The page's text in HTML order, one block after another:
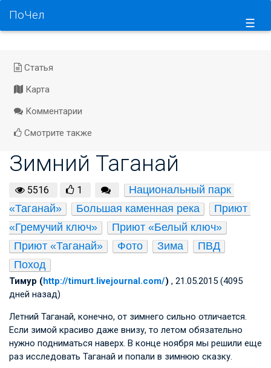
☰
ПоЧел
Статья
Карта
Комментарии
Смотрите также
Зимний Таганай
5516 1
Национальный парк
«Таганай»
Большая каменная река
Приют
«Гремучий ключ»
Приют «Белый ключ»
Приют «Таганай»
Фото Зима
ПВД
Поход
Тимур (http://timurt.livejournal.com/) , 21.05.2015 (4095
дней назад)
Летний Таганай, конечно, от зимнего сильно отличается.
Если зимой красиво даже внизу, то летом обязательно
нужно подниматься наверх. В конце ноября мы решили еще
раз исследовать Таганай и попали в зимнюю сказку.